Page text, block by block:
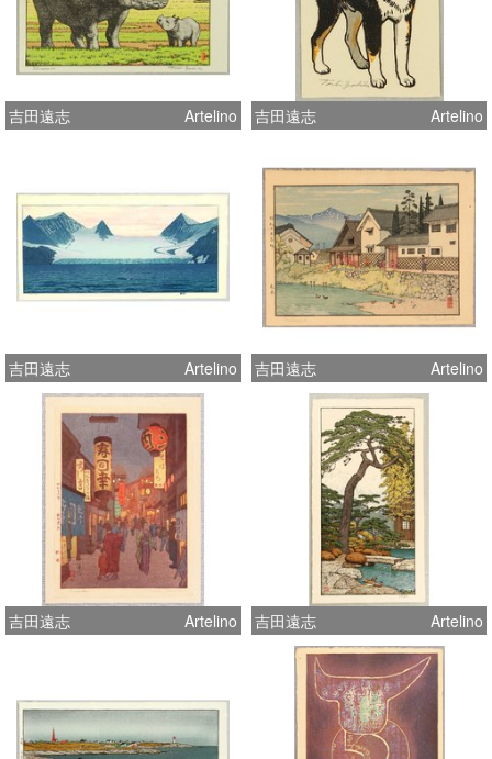
吉田遠志 Artelino 吉田遠志 Artelino
吉田遠志 Artelino 吉田遠志 Artelino
吉田遠志 Artelino 吉田遠志 Artelino